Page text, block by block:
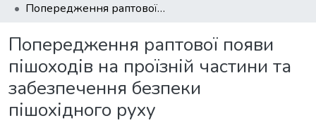
Попередження раптової появи пішоходів на проїзній частини та забезпечення безпеки пішохідного руху
Попередження раптової появи
пішоходів на проїзній частини та
забезпечення безпеки
пішохідного руху